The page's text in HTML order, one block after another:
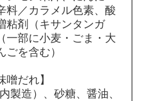
料／カラメル色素、酸
粘剤（キサンタンガ
一部に小麦・ごま・大
ごを含む）
噌だれ】
製造）、砂糖、醤油、